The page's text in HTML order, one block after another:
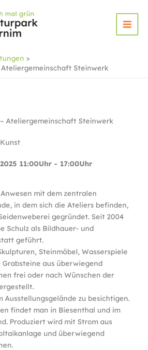
Steinwerk
Ateliergemeinschaft Steinwerk
11:00Uhr - 17:00Uhr
mit dem zentralen
in dem sich die Ateliers befinden,
gegründet. Seit 2004
Schulz als Bildhauer- und
geführt.
Steinmöbel, Wasserspiele
aus überwiegend
frei oder nach Wünschen der
Ausstellungsgelände zu besichtigen.
findet man in Biesenthal und im
Produziert wird mit Strom aus
und überwiegend